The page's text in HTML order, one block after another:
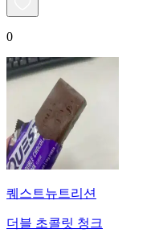
0
퀘스트뉴트리션
더블 초콜릿 청크